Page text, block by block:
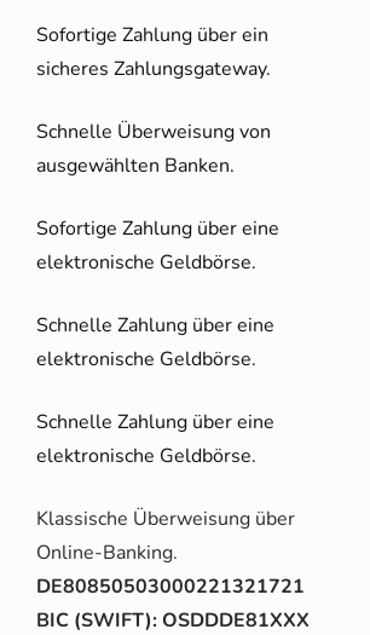
Sofortige Zahlung über ein
sicheres Zahlungsgateway.
Schnelle Überweisung von
ausgewählten Banken.
Sofortige Zahlung über eine
elektronische Geldbörse.
Schnelle Zahlung über eine
elektronische Geldbörse.
Schnelle Zahlung über eine
elektronische Geldbörse.
Klassische Überweisung über
Online-Banking.
DE80850503000221321721
BIC (SWIFT): OSDDDE81XXX